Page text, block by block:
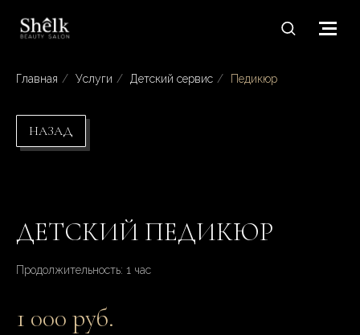
Главная / Услуги / Детский сервис / Педикюр
НАЗАД
ДЕТСКИЙ ПЕДИКЮР
Продолжительность: 1 час
1 000 руб.